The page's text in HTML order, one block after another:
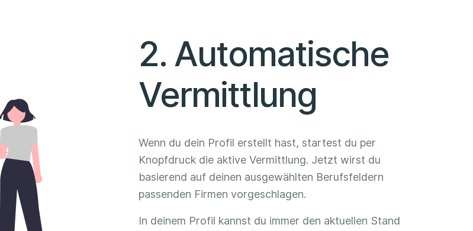
2. Automatische
Vermittlung
Wenn du dein Profil erstellt hast, startest du per
Knopfdruck die aktive Vermittlung. Jetzt wirst du
basierend auf deinen ausgewählten Berufsfeldern
passenden Firmen vorgeschlagen.
In deinem Profil kannst du immer den aktuellen Stand